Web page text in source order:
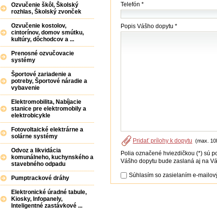
Telefón *
Popis Vášho dopytu *
Pridať prílohy k dopytu (max.
Polia označené hviezdičkou (*) sú
Vášho dopytu bude zaslaná aj na
Súhlasím so zasielaním e-
Ozvučenie škôl, Školský
rozhlas, Školský zvonček
Ozvučenie kostolov,
cintorínov, domov smútku,
kultúry, dôchodcov a ...
Prenosné ozvučovacie
systémy
Športové zariadenie a
potreby, Športové náradie a
vybavenie
Elektromobilita, Nabíjacie
stanice pre elektromobily a
elektrobicykle
Fotovoltaické elektrárne a
solárne systémy
Odvoz a likvidácia
komunálneho, kuchynského a
stavebného odpadu
Pumptrackové dráhy
Elektronické úradné tabule,
Kiosky, Infopanely,
Inteligentné zastávkové ...